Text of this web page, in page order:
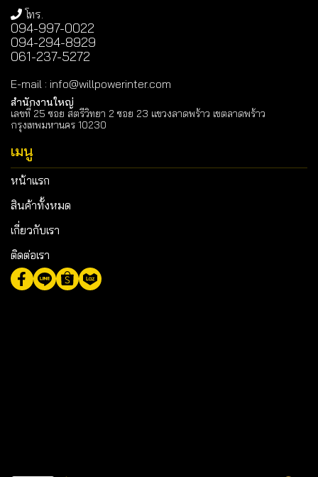
โทร.
094-997-0022
094-294-8929
061-237-5272
E-mail : info@willpowerinter.com
สำนักงานใหญ่
เลขที่ 25 ซอย สตรีวิทยา 2 ซอย 23 แขวงลาดพร้าว เขตลาดพร้าว
กรุงเทพมหานคร 10230
เมนู
หน้าแรก
สินค้าทั้งหมด
เกี่ยวกับเรา
ติดต่อเรา